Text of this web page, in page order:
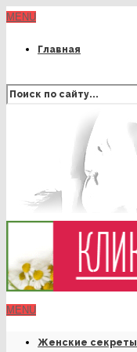
MENU
Главная
MENU
Женские секреты